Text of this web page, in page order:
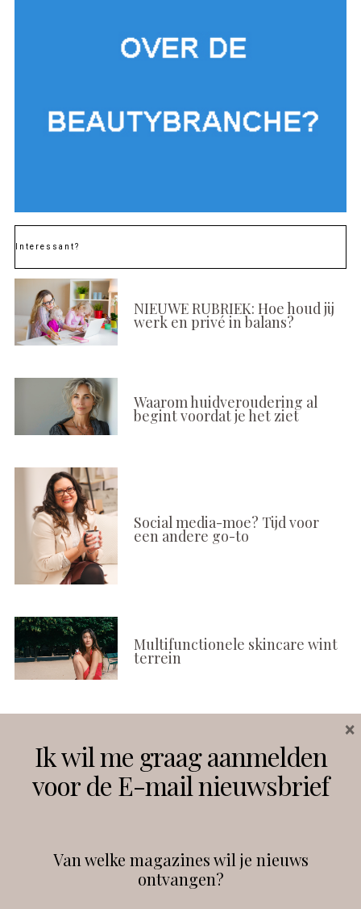
Interessant?
NIEUWE RUBRIEK: Hoe houd jij
werk en privé in balans?
Waarom huidveroudering al
begint voordat je het ziet
Social media-moe? Tijd voor
een andere go-to
Multifunctionele skincare wint
terrein
Instagram Facebook
debeautyprofessional
Ik wil me graag aanmelden
voor de E-mail nieuwsbrief
Van welke magazines wil je nieuws
ontvangen?
×